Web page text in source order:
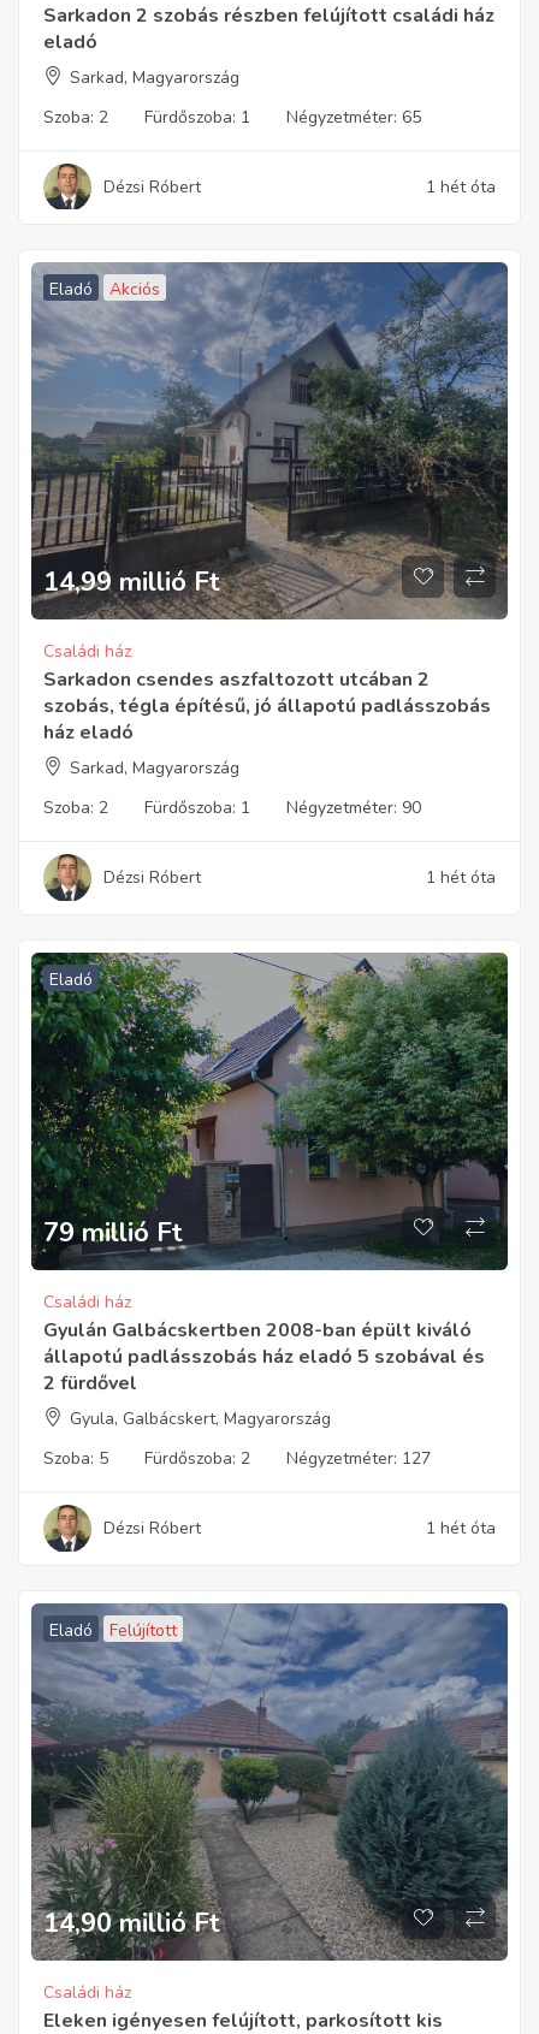
Sarkadon 2 szobás részben felújított családi ház
eladó
Sarkad, Magyarország
Szoba: 2 Fürdőszoba: 1 Négyzetméter: 65
Dézsi Róbert 1 hét óta
Eladó Akciós
14,99 millió Ft
Családi ház
Sarkadon csendes aszfaltozott utcában 2
szobás, tégla építésű, jó állapotú padlásszobás
ház eladó
Sarkad, Magyarország
Szoba: 2 Fürdőszoba: 1 Négyzetméter: 90
Dézsi Róbert 1 hét óta
Eladó
79 millió Ft
Családi ház
Gyulán Galbácskertben 2008-ban épült kiváló
állapotú padlásszobás ház eladó 5 szobával és
2 fürdővel
Gyula, Galbácskert, Magyarország
Szoba: 5 Fürdőszoba: 2 Négyzetméter: 127
Dézsi Róbert 1 hét óta
Eladó Felújított
14,90 millió Ft
Családi ház
Eleken igényesen felújított, parkosított kis